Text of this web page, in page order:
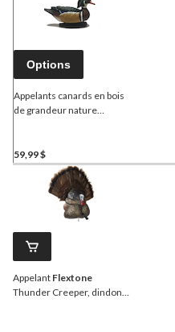
Options
Appelants canards en bois
de grandeur nature
59,99 $
Appelant Flextone
Thunder Creeper, dindon